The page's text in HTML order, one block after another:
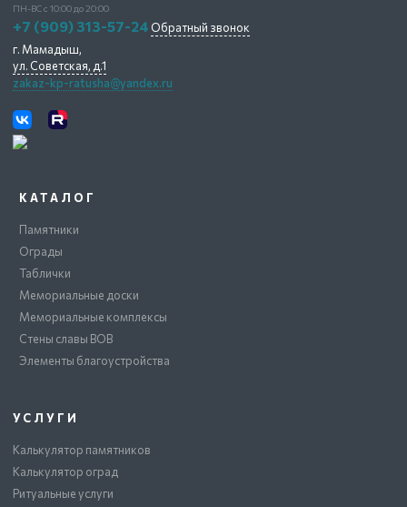
КАТАЛОГ
Памятники
Ограды
Таблички
Мемориальные доски
Мемориальные комплексы
Стены славы ВОВ
Элементы благоустройства
УСЛУГИ
Калькулятор памятников
Калькулятор оград
Ритуальные услуги
ПН-ВС с 10:00 до 20:00
+7 (909) 313-57-24 Обратный звонок
г. Мамадыш,
ул. Советская, д.1
zakaz-kp-ratusha@yandex.ru